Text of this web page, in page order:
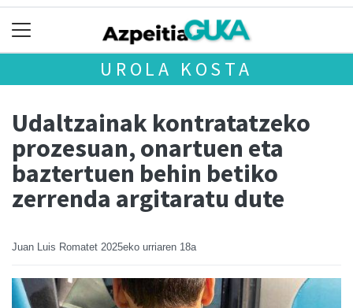
UROLA KOSTA
Udaltzainak kontratatzeko
prozesuan, onartuen eta
baztertuen behin betiko
zerrenda argitaratu dute
Juan Luis Romatet 2025eko urriaren 18a